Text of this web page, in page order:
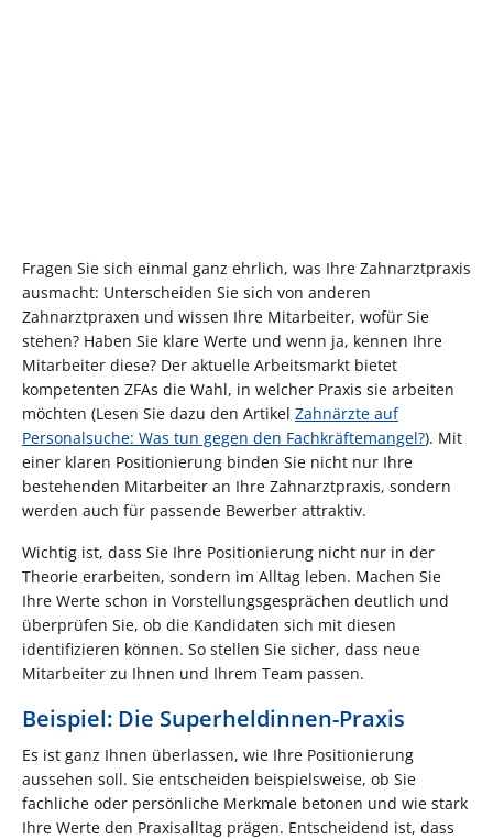
Fragen Sie sich einmal ganz ehrlich, was Ihre Zahnarztpraxis
ausmacht: Unterscheiden Sie sich von anderen
Zahnarztpraxen und wissen Ihre Mitarbeiter, wofür Sie
stehen? Haben Sie klare Werte und wenn ja, kennen Ihre
Mitarbeiter diese? Der aktuelle Arbeitsmarkt bietet
kompetenten ZFAs die Wahl, in welcher Praxis sie arbeiten
möchten (Lesen Sie dazu den Artikel Zahnärzte auf
Personalsuche: Was tun gegen den Fachkräftemangel?). Mit
einer klaren Positionierung binden Sie nicht nur Ihre
bestehenden Mitarbeiter an Ihre Zahnarztpraxis, sondern
werden auch für passende Bewerber attraktiv.
Wichtig ist, dass Sie Ihre Positionierung nicht nur in der
Theorie erarbeiten, sondern im Alltag leben. Machen Sie
Ihre Werte schon in Vorstellungsgesprächen deutlich und
überprüfen Sie, ob die Kandidaten sich mit diesen
identifizieren können. So stellen Sie sicher, dass neue
Mitarbeiter zu Ihnen und Ihrem Team passen.
Beispiel: Die Superheldinnen-Praxis
Es ist ganz Ihnen überlassen, wie Ihre Positionierung
aussehen soll. Sie entscheiden beispielsweise, ob Sie
fachliche oder persönliche Merkmale betonen und wie stark
Ihre Werte den Praxisalltag prägen. Entscheidend ist, dass